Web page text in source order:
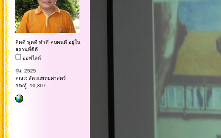
คิดดี พูดดี ทำดี คบคนดี อยู่ใน
สถานที่ดีดี
ออฟไลน์
รุ่น: 2525
คณะ: สัตวแพทยศาสตร์
กระทู้: 10,307